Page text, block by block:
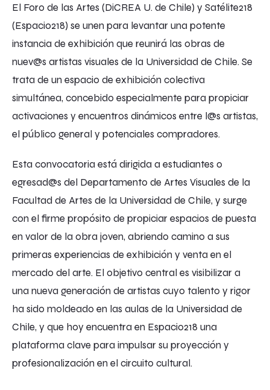
El Foro de las Artes (DiCREA U. de Chile) y Satélite218
(Espacio218) se unen para levantar una potente
instancia de exhibición que reunirá las obras de
nuev@s artistas visuales de la Universidad de Chile. Se
trata de un espacio de exhibición colectiva
simultánea, concebido especialmente para propiciar
activaciones y encuentros dinámicos entre l@s artistas,
el público general y potenciales compradores.
Esta convocatoria está dirigida a estudiantes o
egresad@s del Departamento de Artes Visuales de la
Facultad de Artes de la Universidad de Chile, y surge
con el firme propósito de propiciar espacios de puesta
en valor de la obra joven, abriendo camino a sus
primeras experiencias de exhibición y venta en el
mercado del arte. El objetivo central es visibilizar a
una nueva generación de artistas cuyo talento y rigor
ha sido moldeado en las aulas de la Universidad de
Chile, y que hoy encuentra en Espacio218 una
plataforma clave para impulsar su proyección y
profesionalización en el circuito cultural.